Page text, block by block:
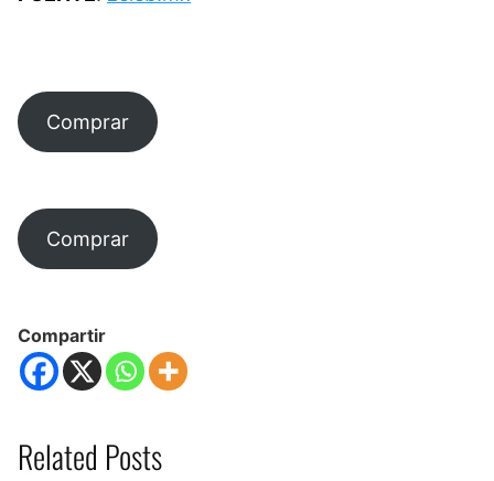
Comprar
Comprar
Compartir
Related Posts